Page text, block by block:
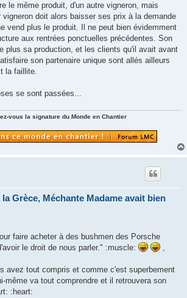
le même produit, d'un autre vigneron, mais
vigneron doit alors baisser ses prix à la demande
vend plus le produit. Il ne peut bien évidemment
aux rentrées ponctuelles précédentes. Son
plus sa production, et les clients qu'il avait avant
son partenaire unique sont allés ailleurs
la faillite.
se sont passées...
vous la signature du Monde en Chantier
Grèce, Méchante Madame avait bien
faire acheter à des bushmen des Porsche
le droit de nous parler." :muscle:
,
avez tout compris et comme c'est superbement
même va tout comprendre et il retrouvera son
:heart: